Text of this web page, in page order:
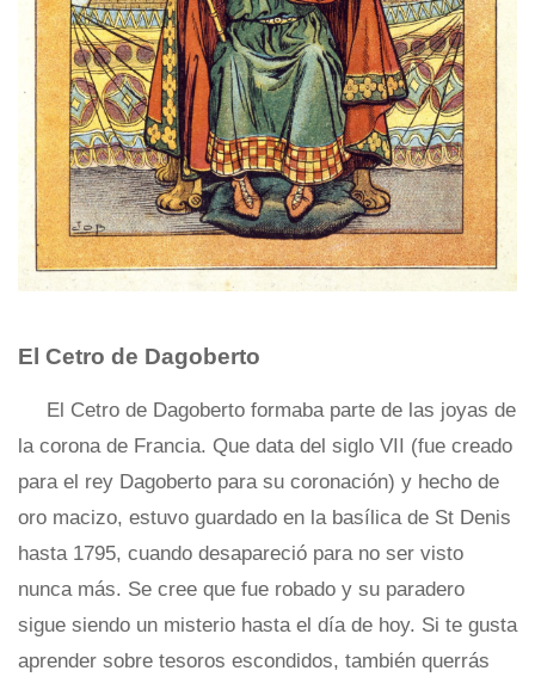
El Cetro de Dagoberto
El Cetro de Dagoberto formaba parte de las joyas de
la corona de Francia. Que data del siglo VII (fue creado
para el rey Dagoberto para su coronación) y hecho de
oro macizo, estuvo guardado en la basílica de St Denis
hasta 1795, cuando desapareció para no ser visto
nunca más. Se cree que fue robado y su paradero
sigue siendo un misterio hasta el día de hoy. Si te gusta
aprender sobre tesoros escondidos, también querrás